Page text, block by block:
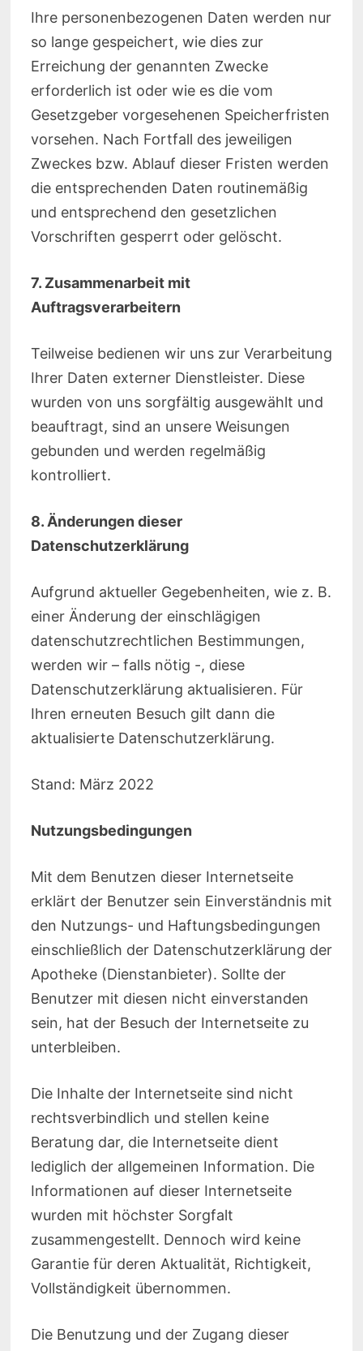
Ihre personenbezogenen Daten werden nur
so lange gespeichert, wie dies zur
Erreichung der genannten Zwecke
erforderlich ist oder wie es die vom
Gesetzgeber vorgesehenen Speicherfristen
vorsehen. Nach Fortfall des jeweiligen
Zweckes bzw. Ablauf dieser Fristen werden
die entsprechenden Daten routinemäßig
und entsprechend den gesetzlichen
Vorschriften gesperrt oder gelöscht.
7. Zusammenarbeit mit
Auftragsverarbeitern
Teilweise bedienen wir uns zur Verarbeitung
Ihrer Daten externer Dienstleister. Diese
wurden von uns sorgfältig ausgewählt und
beauftragt, sind an unsere Weisungen
gebunden und werden regelmäßig
kontrolliert.
8. Änderungen dieser
Datenschutzerklärung
Aufgrund aktueller Gegebenheiten, wie z. B.
einer Änderung der einschlägigen
datenschutzrechtlichen Bestimmungen,
werden wir – falls nötig -, diese
Datenschutzerklärung aktualisieren. Für
Ihren erneuten Besuch gilt dann die
aktualisierte Datenschutzerklärung.
Stand: März 2022
Nutzungsbedingungen
Mit dem Benutzen dieser Internetseite
erklärt der Benutzer sein Einverständnis mit
den Nutzungs- und Haftungsbedingungen
einschließlich der Datenschutzerklärung der
Apotheke (Dienstanbieter). Sollte der
Benutzer mit diesen nicht einverstanden
sein, hat der Besuch der Internetseite zu
unterbleiben.
Die Inhalte der Internetseite sind nicht
rechtsverbindlich und stellen keine
Beratung dar, die Internetseite dient
lediglich der allgemeinen Information. Die
Informationen auf dieser Internetseite
wurden mit höchster Sorgfalt
zusammengestellt. Dennoch wird keine
Garantie für deren Aktualität, Richtigkeit,
Vollständigkeit übernommen.
Die Benutzung und der Zugang dieser